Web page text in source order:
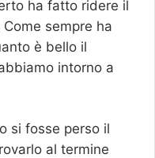
ha fatto ridere il
sempre ha
è bello il
intorno a
si fosse perso il
al termine